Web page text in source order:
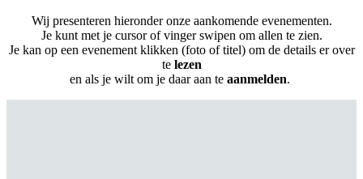
Wij presenteren hieronder onze aankomende evenementen.
Je kunt met je cursor of vinger swipen om allen te zien.
Je kan op een evenement klikken (foto of titel) om de details er over
te lezen
en als je wilt om je daar aan te aanmelden.